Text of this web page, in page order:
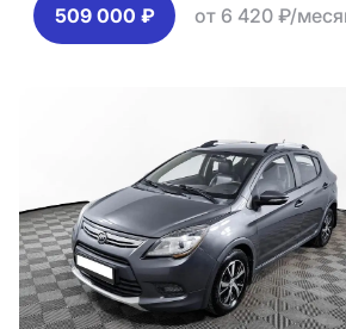
509 000 ₽ от 6 420 ₽/